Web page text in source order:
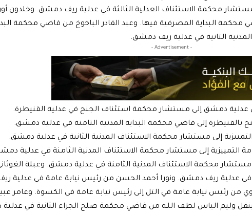
محكمة الاستئناف العدلية الثالثة في عدلية ريف دمشق. وخلدون
البداية المصرفية فيها. وعبد القادر الباخوخ من قاضي محكمة
الثانية في عدلية ريف دمشق.
- Advertisement -
عدلية دمشق إلى مستشار محكمة استئناف الجنح في عدلية القنيطرة.
إلى قاضي محكمة البداية المدنية الثامنة في عدلية دمشق.
إلى مستشار محكمة الاستئناف المدنية الثانية في عدلية دمشق.
التمييزية إلى مستشار محكمة الاستئناف المدنية الثامنة في عدلية
محكمة الاستئناف المدنية الثامنة في عدلية دمشق. وعبلة
في عدلية ريف دمشق. ونورا أحمد الحسن من رئيس نيابة عامة في عدلية
من رئيس نيابة عامة في التل إلى رئيس نيابة عامة في الكسوة. وعامر
وليم الياس لطف اللـه من قاضي محكمة صلح الجزاء الثانية في